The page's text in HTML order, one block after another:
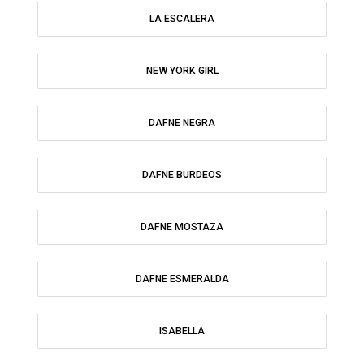
LA ESCALERA
NEW YORK GIRL
DAFNE NEGRA
DAFNE BURDEOS
DAFNE MOSTAZA
DAFNE ESMERALDA
ISABELLA